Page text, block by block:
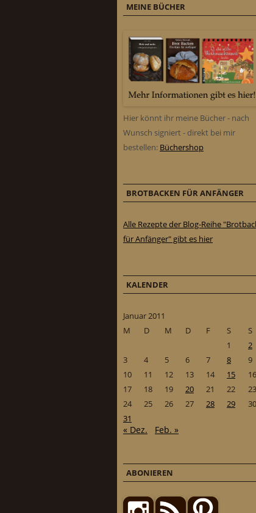
MEINE BÜCHER
Hier könnt ihr meine Bücher - nach
Wunsch signiert - direkt bei mir
bestellen: Büchershop
BROTBACKEN FÜR ANFÄNGER
Alle Rezepte der Blog-Reihe
für Anfänger" gibt es hier
KALENDER
Januar 2011
M
D M D F S
S
1
2
3
4 5 6 7 8
9
10
11 12 13 14 15
16
17
18 19 20 21 22
23
24
25 26 27 28 29
30
31
« Dez. Feb. »
ABONIEREN